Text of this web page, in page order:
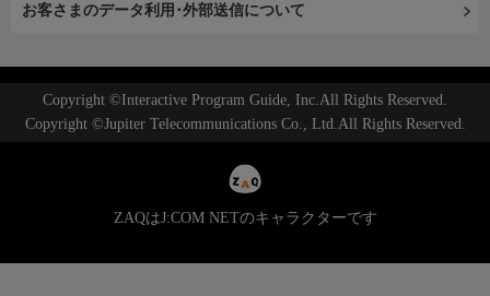
お客さまのデータ利用･外部送信について
Copyright ©Interactive Program Guide, Inc.All Rights Reserved.
Copyright ©Jupiter Telecommunications Co., Ltd.All Rights Reserved.
ZAQはJ:COM NETのキャラクターです